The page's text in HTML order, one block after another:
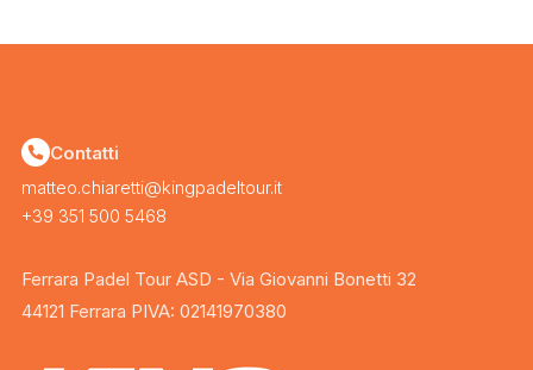
Contatti
matteo.chiaretti@kingpadeltour.it
+39 351 500 5468
Ferrara Padel Tour ASD - Via Giovanni Bonetti 32
44121 Ferrara PIVA: 02141970380